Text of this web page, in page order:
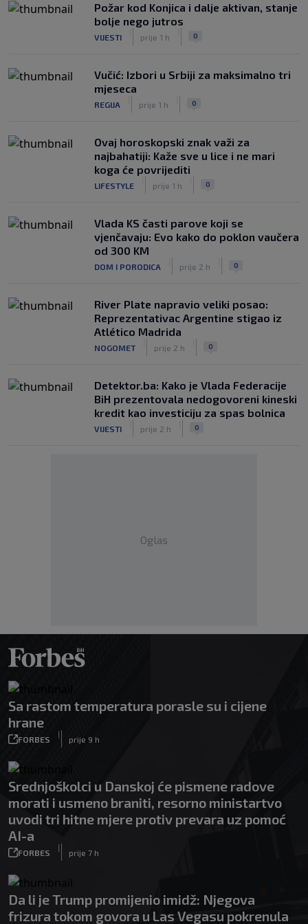
Požar kod Konjica i dalje aktivan, stanje
bolje nego jutros
VIJESTI prije 1 h 0
Vučić: Izbori u Srbiji za maksimalno tri
mjeseca
REGIJA prije 1 h 0
Ovaj horoskopski znak važi za
najbahatiji: Kaže sve u lice i ne mari
koga će povrijediti
LIFESTYLE prije 1 h 0
Vlada KS časti parove koji se
vjenčavaju: Evo kako do poklon vaučera
od 300 KM
DOM I PORODICA prije 2 h 0
River Plate napravio veliki posao:
Reprezentativac Argentine stigao iz
Atlético Madrida
NOGOMET prije 2 h 0
Detektor.ba: Kako je Vlada Federacije
BiH prezentovala nedogovoreni kineski
kredit kao investiciju za spas bolnica
VIJESTI prije 2 h 0
Oglas
Sa rastom temperatura porasle su i cijene
hrane
FORBES
|
prije 9 h
Srednjoškolci u Danskoj će pismene radove
morati i usmeno braniti, resorno ministartvo
uvodi tri hitne mjere protiv prevara uz pomoć
AI-a
FORBES
|
prije 7 h
Da li je Trump promijenio imidž: Njegova
frizura tokom govora u Las Vegasu pokrenula